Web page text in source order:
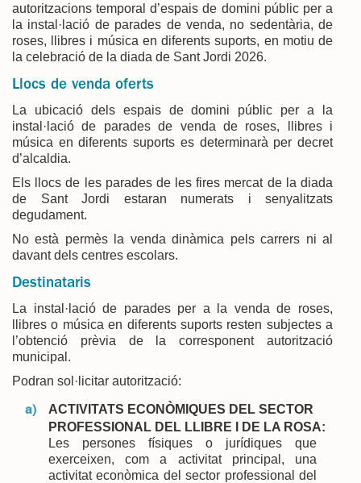
autoritzacions temporal d’espais de domini públic per a
la instal·lació de parades de venda, no sedentària, de
roses, llibres i música en diferents suports, en motiu de
la celebració de la diada de Sant Jordi 2026.
Llocs de venda oferts
La ubicació dels espais de domini públic per a la
instal·lació de parades de venda de roses, llibres i
música en diferents suports es determinarà per decret
d’alcaldia.
Els llocs de les parades de les fires mercat de la diada
de Sant Jordi estaran numerats i senyalitzats
degudament.
No està permès la venda dinàmica pels carrers ni al
davant dels centres escolars.
Destinataris
La instal·lació de parades per a la venda de roses,
llibres o música en diferents suports resten subjectes a
l’obtenció prèvia de la corresponent autorització
municipal.
Podran sol·licitar autorització:
ACTIVITATS ECONÒMIQUES DEL SECTOR
PROFESSIONAL DEL LLIBRE I DE LA ROSA:
Les persones físiques o jurídiques que
exerceixen, com a activitat principal, una
activitat econòmica del sector professional del